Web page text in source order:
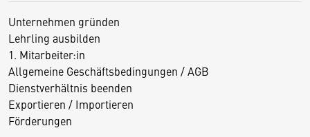
Unternehmen gründen
Lehrling ausbilden
1. Mitarbeiter:in
Allgemeine Geschäftsbedingungen / AGB
Dienstverhältnis beenden
Exportieren / Importieren
Förderungen